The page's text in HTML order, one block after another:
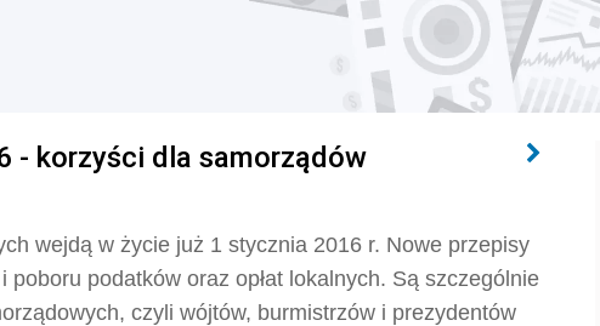
- korzyści dla samorządów
wejdą w życie już 1 stycznia 2016 r. Nowe przepisy
poboru podatków oraz opłat lokalnych. Są szczególnie
czyli wójtów, burmistrzów i prezydentów